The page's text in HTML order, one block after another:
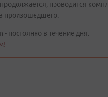
проводится
произошедшего.
- постоянно в течение дня.